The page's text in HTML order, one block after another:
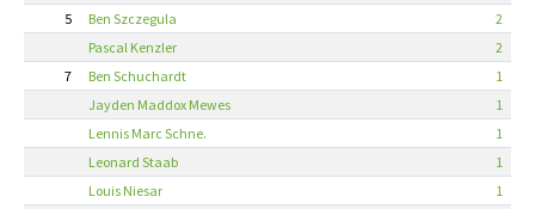
5
Ben Szczegula
2
Pascal Kenzler
2
7
Ben Schuchardt
1
Jayden Maddox Mewes
1
Lennis Marc Schne.
1
Leonard Staab
1
Louis Niesar
1